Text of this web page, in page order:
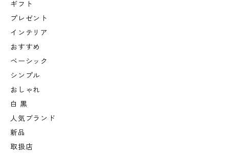
ギフト
プレゼント
インテリア
おすすめ
ベーシック
シンプル
おしゃれ
白 黒
人気ブランド
新品
取扱店